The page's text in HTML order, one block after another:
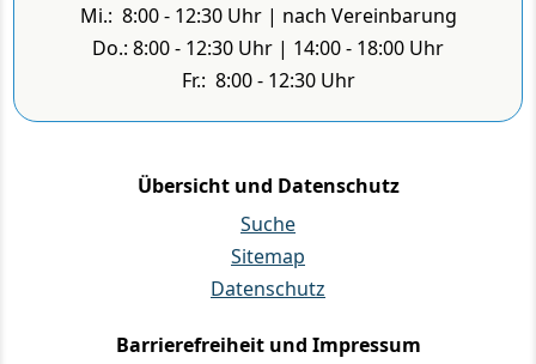
Mi.: 8:00 - 12:30 Uhr | nach Vereinbarung
Do.: 8:00 - 12:30 Uhr | 14:00 - 18:00 Uhr
Fr.: 8:00 - 12:30 Uhr
Übersicht und Datenschutz
Suche
Sitemap
Datenschutz
Barrierefreiheit und Impressum